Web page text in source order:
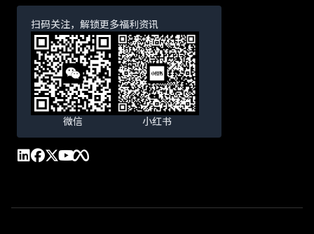
扫码关注，解锁更多福利资讯
微信 小红书